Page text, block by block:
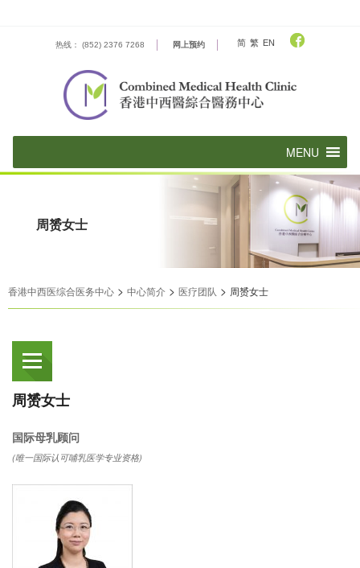
热线： (852) 2376 7268 网上预约 简 繁 EN
周赟女士
香港中西医综合医务中心 > 中心简介 > 医疗团队 > 周赟女士
周赟女士
国际母乳顾问
(唯一国际认可哺乳医学专业资格)